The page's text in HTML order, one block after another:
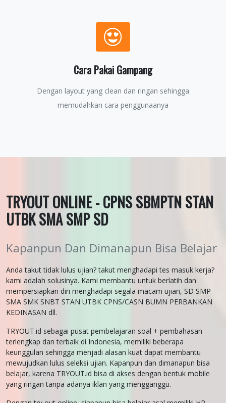
Cara Pakai Gampang
Dengan layout yang clean dan ringan sehingga
memudahkan cara penggunaanya
TRYOUT ONLINE - CPNS SBMPTN STAN
UTBK SMA SMP SD
Kapanpun Dan Dimanapun Bisa Belajar
Anda takut tidak lulus ujian? takut menghadapi tes masuk kerja?
kami adalah solusinya. Kami membantu untuk berlatih dan
mempersiapkan diri menghadapi segala macam ujian, SD SMP
SMA SMK SNBT STAN UTBK CPNS/CASN BUMN PERBANKAN
KEDINASAN dll.
TRYOUT.id sebagai pusat pembelajaran soal + pembahasan
terlengkap dan terbaik di Indonesia, memiliki beberapa
keunggulan sehingga menjadi alasan kuat dapat membantu
mewujudkan lulus seleksi ujian. Kapanpun dan dimanapun bisa
belajar, karena TRYOUT.id bisa di akses dengan bentuk mobile
yang ringan tanpa adanya iklan yang mengganggu.